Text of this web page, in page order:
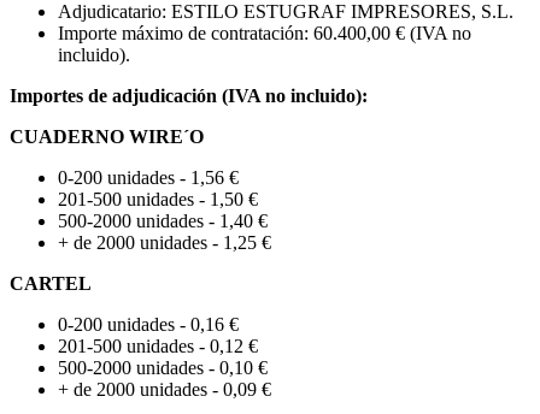
Adjudicatario: ESTILO ESTUGRAF IMPRESORES, S.L.
Importe máximo de contratación: 60.400,00 € (IVA no
incluido).
Importes de adjudicación (IVA no incluido):
CUADERNO WIRE´O
0-200 unidades - 1,56 €
201-500 unidades - 1,50 €
500-2000 unidades - 1,40 €
+ de 2000 unidades - 1,25 €
CARTEL
0-200 unidades - 0,16 €
201-500 unidades - 0,12 €
500-2000 unidades - 0,10 €
+ de 2000 unidades - 0,09 €